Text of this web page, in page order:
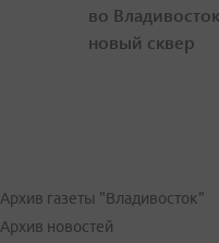
во
новый сквер
Архив газеты "Владивосток"
Архив новостей